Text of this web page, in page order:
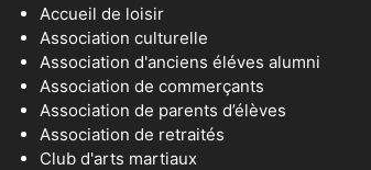
Accueil de loisir
Association culturelle
Association d'anciens éléves alumni
Association de commerçants
Association de parents d’élèves
Association de retraités
Club d'arts martiaux